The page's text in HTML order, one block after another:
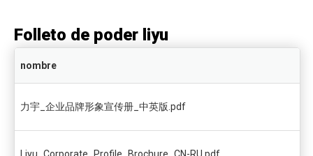
Folleto de poder liyu
nombre
力宇_企业品牌形象宣传册_中英版.pdf